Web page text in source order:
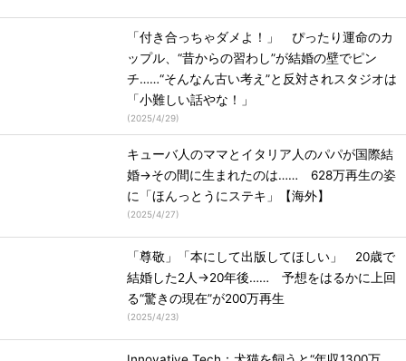
「付き合っちゃダメよ！」 ぴったり運命のカ
ップル、“昔からの習わし”が結婚の壁でピン
チ……“そんなん古い考え”と反対されスタジオは
「小難しい話やな！」
(2025/4/29)
キューバ人のママとイタリア人のパパが国際結
婚→その間に生まれたのは…… 628万再生の姿
に「ほんっとうにステキ」【海外】
(2025/4/27)
「尊敬」「本にして出版してほしい」 20歳で
結婚した2人→20年後…… 予想をはるかに上回
る“驚きの現在”が200万再生
(2025/4/23)